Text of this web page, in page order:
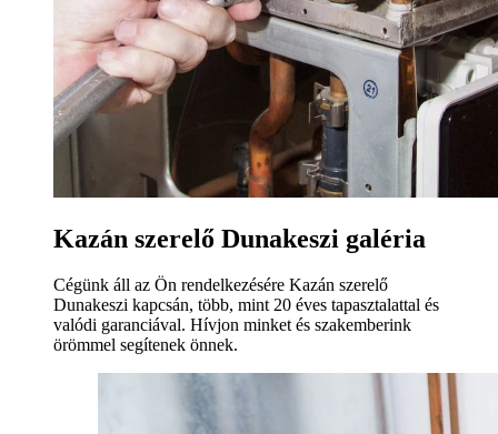
Kazán szerelő Dunakeszi galéria
Cégünk áll az Ön rendelkezésére Kazán szerelő
Dunakeszi kapcsán, több, mint 20 éves tapasztalattal és
valódi garanciával. Hívjon minket és szakemberink
örömmel segítenek önnek.